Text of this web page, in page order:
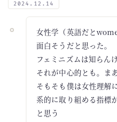
2024.12.14
女性学（英語だと
面白そうだと思った。
フェミニズムは知らん
それが中心的とも。ま
そもそも僕は女性理解
系的に取り組める指標
と思う